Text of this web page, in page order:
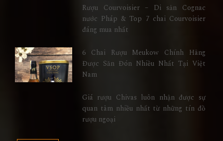
Rượu Courvoisier – Di sản Cognac
nước Pháp & Top 7 chai Courvoisier
đáng mua nhất
6 Chai Rượu Meukow Chính Hãng
Được Săn Đón Nhiều Nhất Tại Việt
Nam
Giá rượu Chivas luôn nhận được sự
quan tâm nhiều nhất từ những tín đồ
rượu ngoại